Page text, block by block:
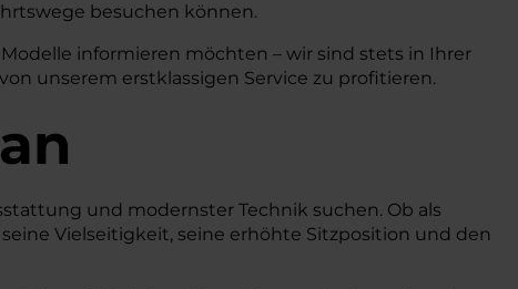
besuchen können.
informieren möchten – wir sind stets in Ihrer
unserem erstklassigen Service zu profitieren.
und modernster Technik suchen. Ob als
Vielseitigkeit, seine erhöhte Sitzposition und den